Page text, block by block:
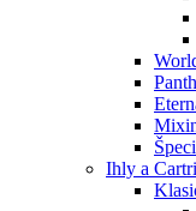
Ihly a